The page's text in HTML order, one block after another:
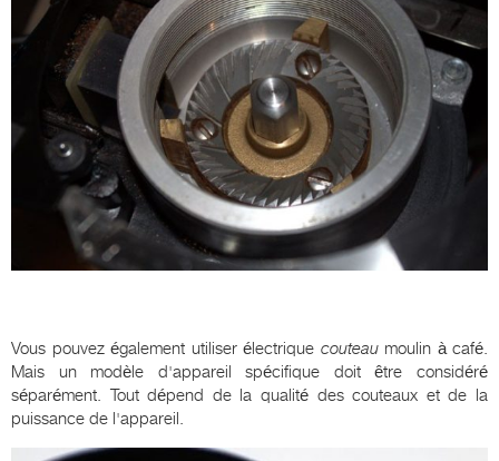
Vous pouvez également utiliser électrique couteaumoulin à café.
Mais un modèle d'appareil spécifique doit être considéré
séparément. Tout dépend de la qualité des couteaux et de la
puissance de l'appareil.